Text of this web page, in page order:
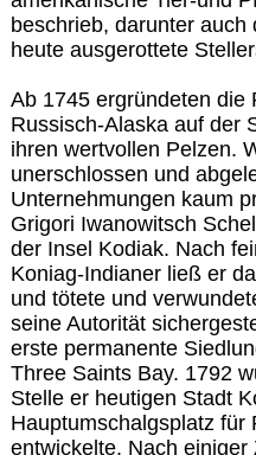
beschrieb, darunter auch
heute ausgerottete
Ab 1745 ergründeten die
Russisch-Alaska auf der
ihren wertvollen Pelzen.
unerschlossen und
Unternehmungen kaum
Grigori Iwanowitsch
der Insel Kodiak. Nach
Koniag-Indianer ließ er
und tötete und
seine Autorität
erste permanente
Three Saints Bay. 1792
Stelle er heutigen Stadt
Hauptumschalgsplatz für
entwickelte. Nach